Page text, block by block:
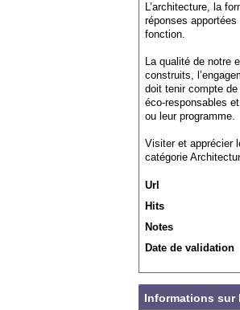
L’architecture, la
réponses
fonction.
La qualité de notre
construits,
doit tenir compte
éco-responsables
ou leur programme.
Visiter et apprécier
catégorie
Url
Hits
Notes
Date de validation
Informations sur